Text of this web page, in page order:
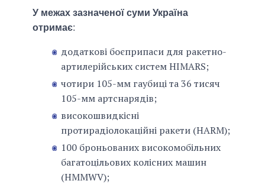
У межах зазначеної суми Україна
отримає:
додаткові боєприпаси для ракетно-
артилерійських систем HIMARS;
чотири 105-мм гаубиці та 36 тисяч
105-мм артснарядів;
високошвидкісні
протирадіолокаційні ракети (HARM);
100 броньованих високомобільних
багатоцільових колісних машин
(HMMWV);